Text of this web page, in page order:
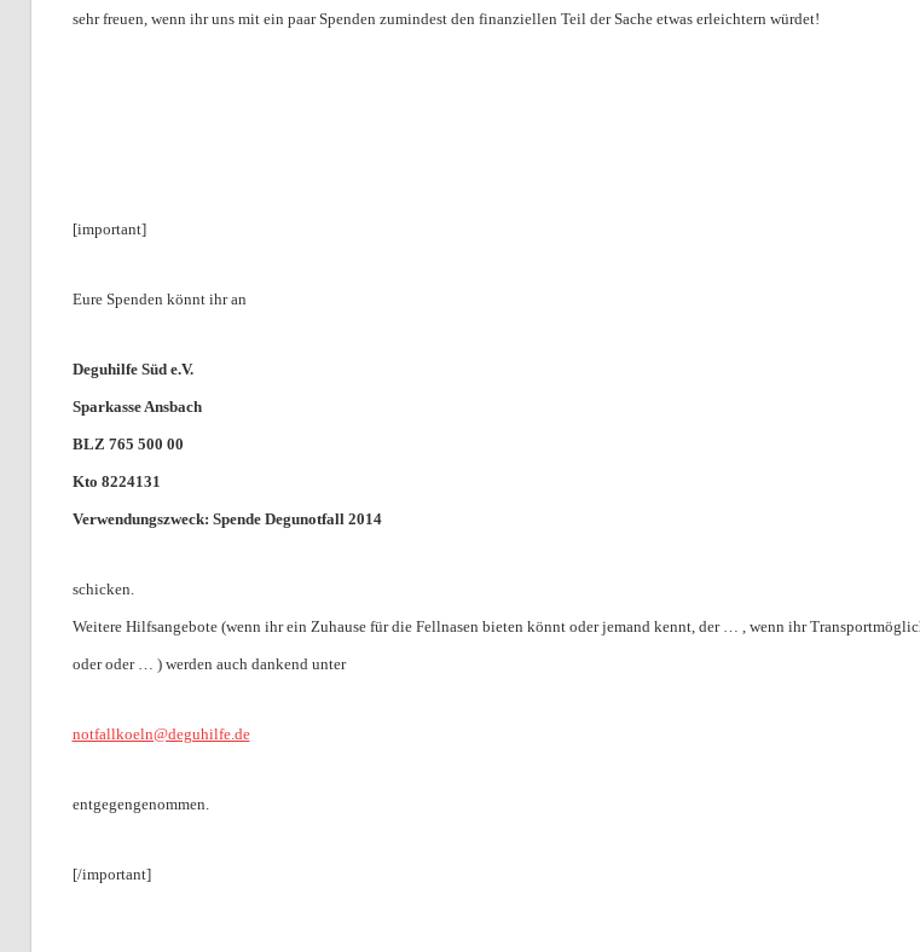
sehr freuen, wenn ihr uns mit ein paar Spenden zumindest den finanziellen Teil der Sache etwas erleichtern würdet!
[important]
Eure Spenden könnt ihr an
Deguhilfe Süd e.V.
Sparkasse Ansbach
BLZ 765 500 00
Kto 8224131
Verwendungszweck: Spende Degunotfall 2014
schicken.
Weitere Hilfsangebote (wenn ihr ein Zuhause für die Fellnasen bieten könnt oder jemand kennt, der … , wenn ihr
oder oder … ) werden auch dankend unter
notfallkoeln@deguhilfe.de
entgegengenommen.
[/important]